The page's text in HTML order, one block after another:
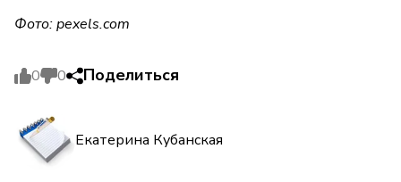
Фото: pexels.com
0 0 Поделиться
Екатерина Кубанская